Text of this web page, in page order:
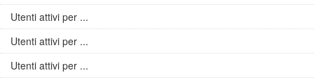
Utenti attivi per ...
Utenti attivi per ...
Utenti attivi per ...